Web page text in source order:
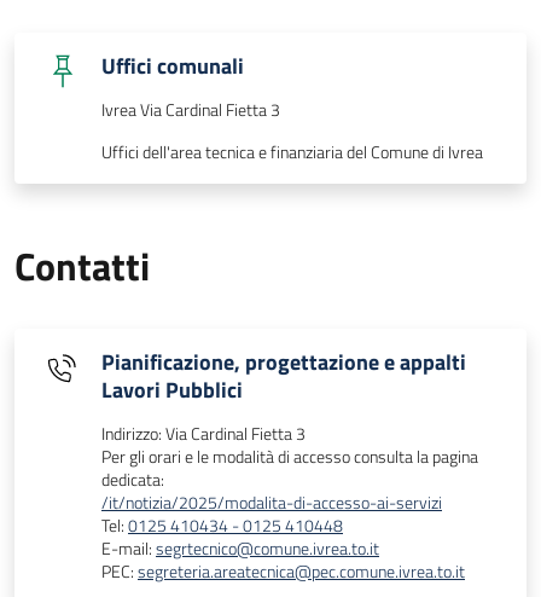
Uffici comunali
Ivrea Via Cardinal Fietta 3
Uffici dell'area tecnica e finanziaria del Comune di Ivrea
Contatti
Pianificazione, progettazione e appalti
Lavori Pubblici
Indirizzo: Via Cardinal Fietta 3
Per gli orari e le modalità di accesso consulta la pagina
dedicata:
/it/notizia/2025/modalita-di-accesso-ai-servizi
Tel:0125 410434 - 0125 410448
E-mail:segrtecnico@comune.ivrea.to.it
PEC:segreteria.areatecnica@pec.comune.ivrea.to.it